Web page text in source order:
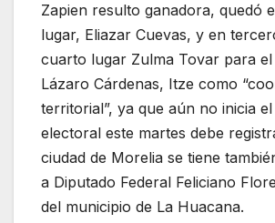
Zapien resulto ganadora, quedó
lugar, Eliazar Cuevas, y en
cuarto lugar Zulma Tovar para el
Lázaro Cárdenas, Itze como
territorial”, ya que aún no inicia
electoral este martes debe
ciudad de Morelia se tiene
a Diputado Federal Feliciano
del municipio de La Huacana.